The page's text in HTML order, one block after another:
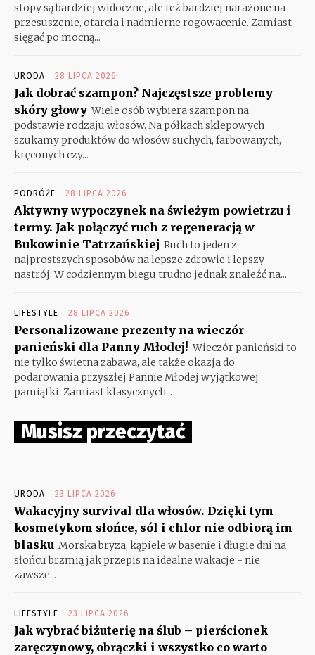
stopy są bardziej widoczne, ale też bardziej narażone na
przesuszenie, otarcia i nadmierne rogowacenie. Zamiast
sięgać po mocną...
URODA 28 LIPCA 2026
Jak dobrać szampon? Najczęstsze problemy
skóry głowy Wiele osób wybiera szampon na
podstawie rodzaju włosów. Na półkach sklepowych
szukamy produktów do włosów suchych, farbowanych,
kręconych czy...
PODRÓŻE 28 LIPCA 2026
Aktywny wypoczynek na świeżym powietrzu i
termy. Jak połączyć ruch z regeneracją w
Bukowinie Tatrzańskiej Ruch to jeden z
najprostszych sposobów na lepsze zdrowie i lepszy
nastrój. W codziennym biegu trudno jednak znaleźć na...
LIFESTYLE 28 LIPCA 2026
Personalizowane prezenty na wieczór
panieński dla Panny Młodej! Wieczór panieński to
nie tylko świetna zabawa, ale także okazja do
podarowania przyszłej Pannie Młodej wyjątkowej
pamiątki. Zamiast klasycznych...
Musisz przeczytać
URODA 23 LIPCA 2026
Wakacyjny survival dla włosów. Dzięki tym
kosmetykom słońce, sól i chlor nie odbiorą im
blasku Morska bryza, kąpiele w basenie i długie dni na
słońcu brzmią jak przepis na idealne wakacje - nie
zawsze...
LIFESTYLE 23 LIPCA 2026
Jak wybrać biżuterię na ślub – pierścionek
zaręczynowy, obrączki i wszystko co warto